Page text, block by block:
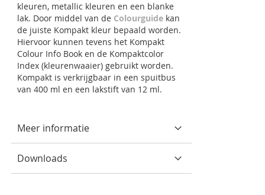
kleuren, metallic kleuren en een blanke
lak. Door middel van de Colourguide kan
de juiste Kompakt kleur bepaald worden.
Hiervoor kunnen tevens het Kompakt
Colour Info Book en de Kompaktcolor
Index (kleurenwaaier) gebruikt worden.
Kompakt is verkrijgbaar in een spuitbus
van 400 ml en een lakstift van 12 ml.
Meer informatie
Downloads